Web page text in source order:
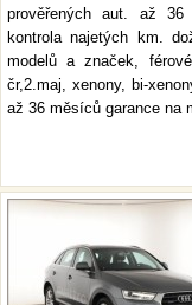
prověřených aut. až
kontrola najetých km.
modelů a značek,
čr,2.maj, xenony, bi-
až 36 měsíců garance